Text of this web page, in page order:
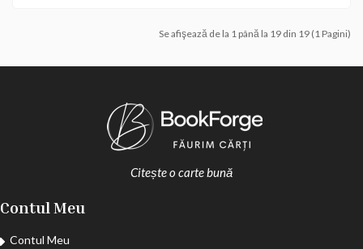
Se afişează de la 1 până la 19 din 19 (1 Pagini)
Citește o carte bună
Contul Meu
Contul Meu